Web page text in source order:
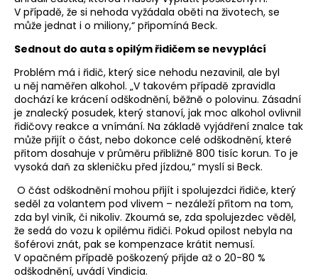
V případě, že si nehoda vyžádala oběti na životech, se
může jednat i o miliony,“ připomíná Beck.
Sednout do auta s opilým řidičem se nevyplácí
Problém má i řidič, který sice nehodu nezavinil, ale byl
u něj naměřen alkohol. „V takovém případě zpravidla
dochází ke krácení odškodnění, běžně o polovinu. Zásadní
je znalecký posudek, který stanoví, jak moc alkohol ovlivnil
řidičovy reakce a vnímání. Na základě vyjádření znalce tak
může přijít o část, nebo dokonce celé odškodnění, které
přitom dosahuje v průměru přibližně 800 tisíc korun. To je
vysoká daň za skleničku před jízdou,“ myslí si Beck.
O část odškodnění mohou přijít i spolujezdci řidiče, který
seděl za volantem pod vlivem – nezáleží přitom na tom,
zda byl viník, či nikoliv. Zkoumá se, zda spolujezdec věděl,
že sedá do vozu k opilému řidiči. Pokud opilost nebyla na
šoférovi znát, pak se kompenzace krátit nemusí.
V opačném případě poškozený přijde až o 20-80 %
odškodnění, uvádí Vindicia.